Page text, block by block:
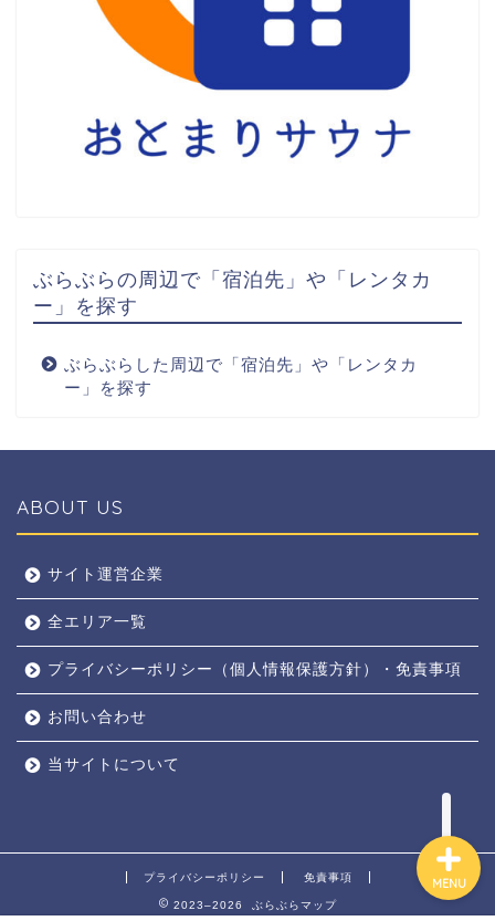
ぶらぶらの周辺で「宿泊先」や「レンタカ
ー」を探す
ぶらぶらした周辺で「宿泊先」や「レンタカ
ー」を探す
ABOUT US
サイト運営企業
全エリア一覧
プライバシーポリシー（個人情報保護方針）・免責事項
お問い合わせ
当サイトについて
プライバシーポリシー 免責事項
2023–2026 ぶらぶらマップ
MENU
奈良